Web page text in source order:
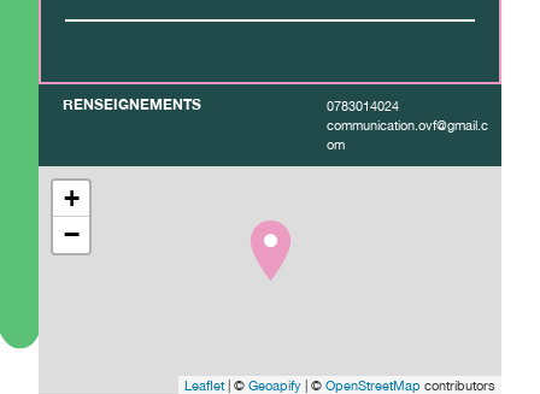
RENSEIGNEMENTS
0783014024
communication.ovf@gmail.c
om
+
−
Leaflet| © Geoapify | © OpenStreetMap contributors